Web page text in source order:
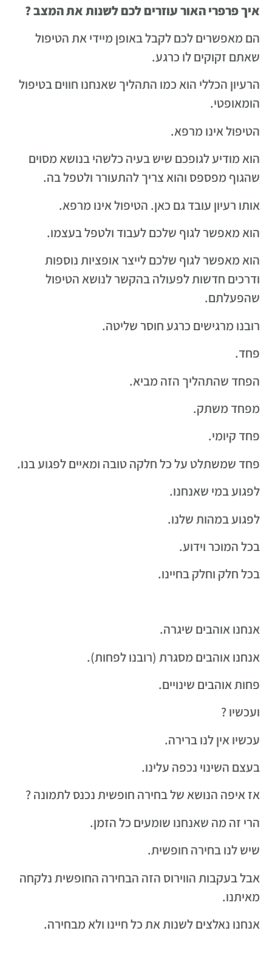
איך פרפרי האור עוזרים לכם לשנות את המצב ?
הם מאפשרים לכם לקבל באופן מיידי את הטיפול
שאתם זקוקים לו כרגע.
הרעיון הכללי הוא כמו התהליך שאנחנו חווים בטיפול
הומאופטי.
הטיפול אינו מרפא.
הוא מודיע לגופכם שיש בעיה כלשהי בנושא מסוים
שהגוף מפספס והוא צריך להתעורר ולטפל בה.
אותו רעיון עובד גם כאן. הטיפול אינו מרפא.
הוא מאפשר לגוף שלכם לעבוד ולטפל בעצמו.
הוא מאפשר לגוף שלכם לייצר אופציות נוספות
ודרכים חדשות לפעולה בהקשר לנושא הטיפול
שהפעלתם.
רובנו מרגישים כרגע חוסר שליטה.
פחד.
הפחד שהתהליך הזה מביא.
מפחד משתק.
פחד קיומי.
פחד שמשתלט על כל חלקה טובה ומאיים לפגוע בנו.
לפגוע במי שאנחנו.
לפגוע במהות שלנו.
בכל המוכר וידוע.
בכל חלק וחלק בחיינו.
אנחנו אוהבים שיגרה.
אנחנו אוהבים מסגרת (רובנו לפחות).
פחות אוהבים שינויים.
ועכשיו ?
עכשיו אין לנו ברירה.
בעצם השינוי נכפה עלינו.
אז איפה הנושא של בחירה חופשית נכנס לתמונה ?
הרי זה מה שאנחנו שומעים כל הזמן.
שיש לנו בחירה חופשית.
אבל בעקבות הווירוס הזה הבחירה החופשית נלקחה
מאיתנו.
אנחנו נאלצים לשנות את כל חיינו ולא מבחירה.